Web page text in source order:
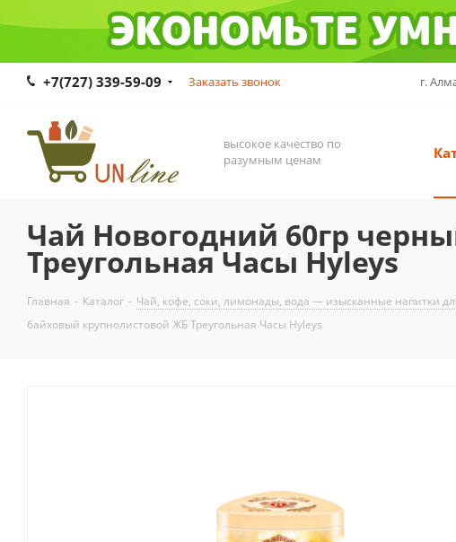
+7(727) 339-59-09 Заказать звонок г.
высокое качество по
разумным ценам
Чай Новогодний 60гр
Треугольная Часы Hyleys
Главная - Каталог - Чай, кофе, соки, лимонады, вода — изысканные напитки
байховый крупнолистовой ЖБ Треугольная Часы Hyleys